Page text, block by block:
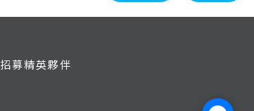
招募精英夥伴